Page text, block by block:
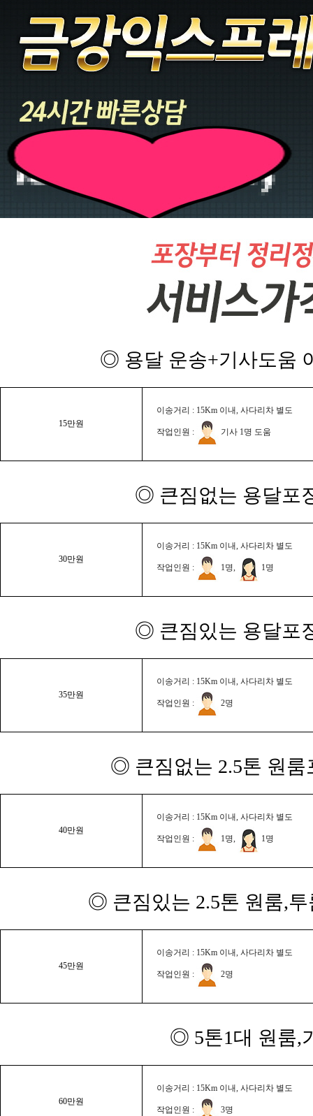
◎ 용달 운송+기사도움
15만원
이송거리 : 15Km 이내, 사다리차 별도
작업인원 : 기사 1명 도움
◎ 큰짐없는 용달포
30만원
이송거리 : 15Km 이내, 사다리차 별도
작업인원 : 1명, 1명
◎ 큰짐있는 용달포
35만원
이송거리 : 15Km 이내, 사다리차 별도
작업인원 : 2명
◎ 큰짐없는 2.5톤 원룸
40만원
이송거리 : 15Km 이내, 사다리차 별도
작업인원 : 1명, 1명
◎ 큰짐있는 2.5톤 원룸,
45만원
이송거리 : 15Km 이내, 사다리차 별도
작업인원 : 2명
◎ 5톤1대 원룸,
60만원
이송거리 : 15Km 이내, 사다리차 별도
작업인원 : 3명